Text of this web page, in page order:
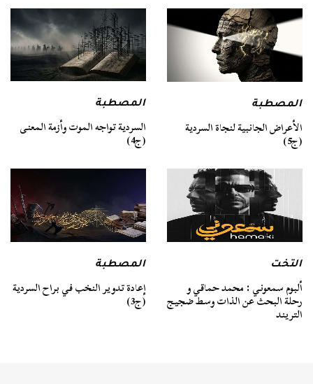
المصطبة
الأعراض الجانبية لنجاة السردية
(ج5)
المصطبة
السردية تواجه الموت وأزمة المعنى
(ج4)
التخت
ألبوم سمعوني : محمد حماقي و
رحلة البحث عن الذات وسط ضجيج
التريند
المصطبة
إعادة تدوير النخب في براح السردية
(ج3)